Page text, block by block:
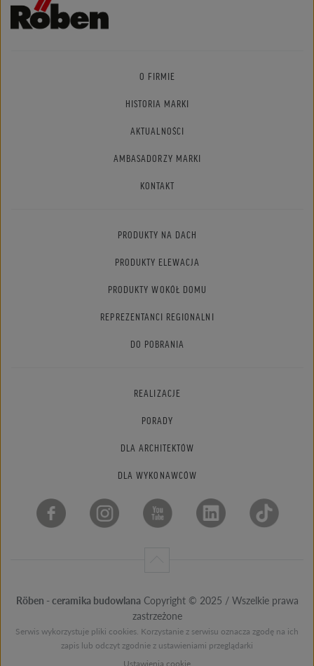
O FIRMIE
HISTORIA MARKI
AKTUALNOŚCI
AMBASADORZY MARKI
KONTAKT
PRODUKTY NA DACH
PRODUKTY ELEWACJA
PRODUKTY WOKÓŁ DOMU
REPREZENTANCI REGIONALNI
DO POBRANIA
REALIZACJE
PORADY
DLA ARCHITEKTÓW
DLA WYKONAWCÓW
Röben - ceramika budowlana Copyright © 2025 / Wszelkie prawa
zastrzeżone
Serwis wykorzystuje pliki cookies. Korzystanie z serwisu oznacza zgodę na ich
zapis lub odczyt zgodnie z ustawieniami przeglądarki
Ustawienia cookie